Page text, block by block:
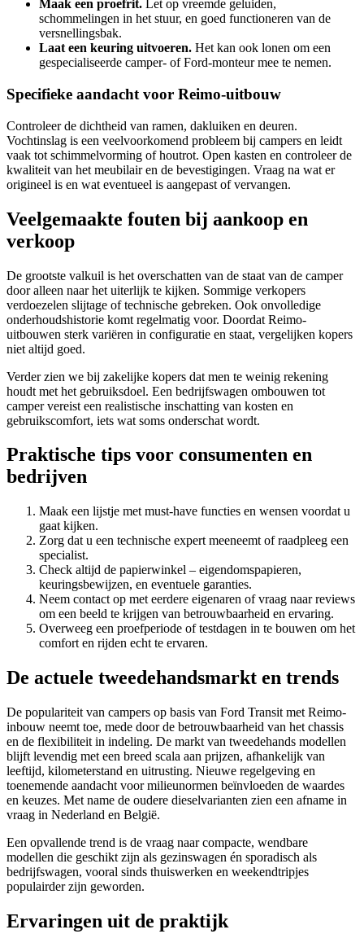
Maak een proefrit. Let op vreemde geluiden,
schommelingen in het stuur, en goed functioneren van de
versnellingsbak.
Laat een keuring uitvoeren. Het kan ook lonen om een
gespecialiseerde camper- of Ford-monteur mee te nemen.
Specifieke aandacht voor Reimo-uitbouw
Controleer de dichtheid van ramen, dakluiken en deuren.
Vochtinslag is een veelvoorkomend probleem bij campers en leidt
vaak tot schimmelvorming of houtrot. Open kasten en controleer de
kwaliteit van het meubilair en de bevestigingen. Vraag na wat er
origineel is en wat eventueel is aangepast of vervangen.
Veelgemaakte fouten bij aankoop en
verkoop
De grootste valkuil is het overschatten van de staat van de camper
door alleen naar het uiterlijk te kijken. Sommige verkopers
verdoezelen slijtage of technische gebreken. Ook onvolledige
onderhoudshistorie komt regelmatig voor. Doordat Reimo-
uitbouwen sterk variëren in configuratie en staat, vergelijken kopers
niet altijd goed.
Verder zien we bij zakelijke kopers dat men te weinig rekening
houdt met het gebruiksdoel. Een bedrijfswagen ombouwen tot
camper vereist een realistische inschatting van kosten en
gebruikscomfort, iets wat soms onderschat wordt.
Praktische tips voor consumenten en
bedrijven
Maak een lijstje met must-have functies en wensen voordat u
gaat kijken.
Zorg dat u een technische expert meeneemt of raadpleeg een
specialist.
Check altijd de papierwinkel – eigendomspapieren,
keuringsbewijzen, en eventuele garanties.
Neem contact op met eerdere eigenaren of vraag naar reviews
om een beeld te krijgen van betrouwbaarheid en ervaring.
Overweeg een proefperiode of testdagen in te bouwen om het
comfort en rijden echt te ervaren.
De actuele tweedehandsmarkt en trends
De populariteit van campers op basis van Ford Transit met Reimo-
inbouw neemt toe, mede door de betrouwbaarheid van het chassis
en de flexibiliteit in indeling. De markt van tweedehands modellen
blijft levendig met een breed scala aan prijzen, afhankelijk van
leeftijd, kilometerstand en uitrusting. Nieuwe regelgeving en
toenemende aandacht voor milieunormen beïnvloeden de waardes
en keuzes. Met name de oudere dieselvarianten zien een afname in
vraag in Nederland en België.
Een opvallende trend is de vraag naar compacte, wendbare
modellen die geschikt zijn als gezinswagen én sporadisch als
bedrijfswagen, vooral sinds thuiswerken en weekendtripjes
populairder zijn geworden.
Ervaringen uit de praktijk